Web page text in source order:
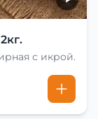
с икрой.